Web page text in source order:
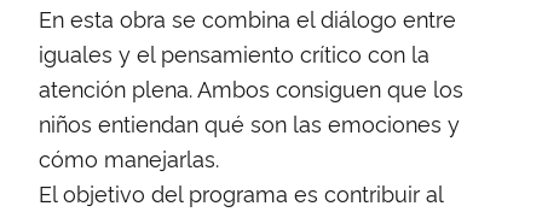
En esta obra se combina el diálogo entre
iguales y el pensamiento crítico con la
atención plena. Ambos consiguen que los
niños entiendan qué son las emociones y
cómo manejarlas.
El objetivo del programa es contribuir al